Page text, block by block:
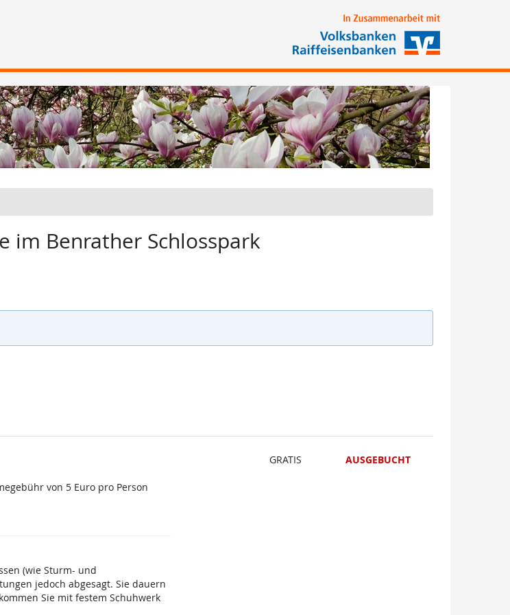
im Benrather Schlosspark
von 5 Euro pro Person
(wie Sturm- und
jedoch abgesagt. Sie dauern
Sie mit festem Schuhwerk
GRATIS AUSGEBUCHT